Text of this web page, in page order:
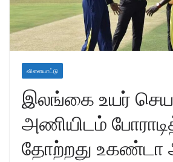
விளையாட்டு
இலங்கை உயர்
அணியிடம்
தோற்றது